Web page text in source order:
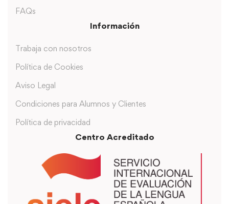
FAQs
Información
Trabaja con nosotros
Política de Cookies
Aviso Legal
Condiciones para Alumnos y Clientes
Política de privacidad
Centro Acreditado